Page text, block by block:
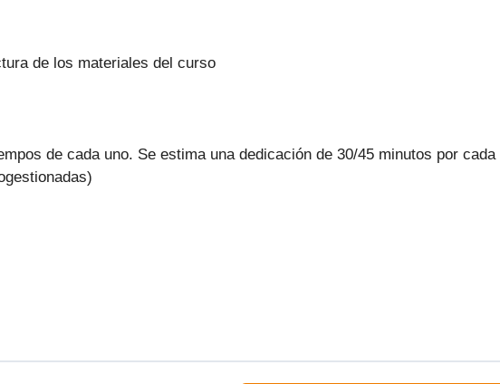
de los materiales del curso
de cada uno. Se estima una dedicación de 30/45 minutos por cada